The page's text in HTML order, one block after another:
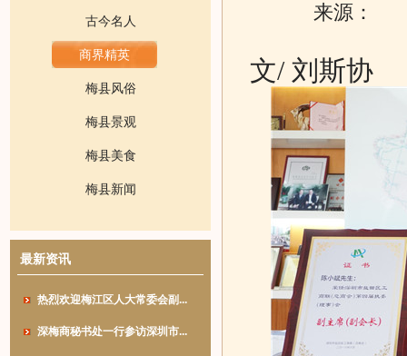
古今名人
商界精英
梅县风俗
梅县景观
梅县美食
梅县新闻
最新资讯
热烈欢迎梅江区人大常委会副...
深梅商秘书处一行参访深圳市...
来源：
文/ 刘斯协